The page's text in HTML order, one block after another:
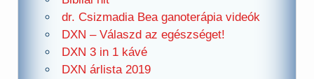
dr. Csizmadia Bea ganoterápia videók
DXN – Válaszd az egészséget!
DXN 3 in 1 kávé
DXN árlista 2019